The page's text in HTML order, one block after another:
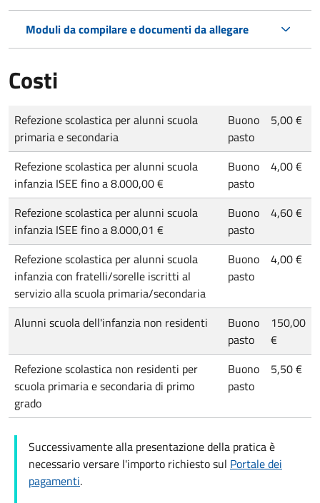
Moduli da compilare e documenti da allegare
Costi
Refezione scolastica per alunni scuola
primaria e secondaria
Buono
pasto
5,00 €
Refezione scolastica per alunni scuola
infanzia ISEE fino a 8.000,00 €
Buono
pasto
4,00 €
Refezione scolastica per alunni scuola
infanzia ISEE fino a 8.000,01 €
Buono
pasto
4,60 €
Refezione scolastica per alunni scuola
infanzia con fratelli/sorelle iscritti al
servizio alla scuola primaria/secondaria
Buono
pasto
4,00 €
Alunni scuola dell'infanzia non residenti
Buono
pasto
150,00
€
Refezione scolastica non residenti per
scuola primaria e secondaria di primo
grado
Buono
pasto
5,50 €
Successivamente alla presentazione della pratica è
necessario versare l'importo richiesto sul Portale dei
pagamenti.